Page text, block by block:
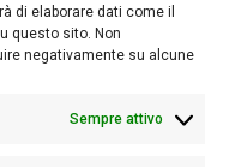
di elaborare dati come il
questo sito. Non
negativamente su alcune
Sempre attivo